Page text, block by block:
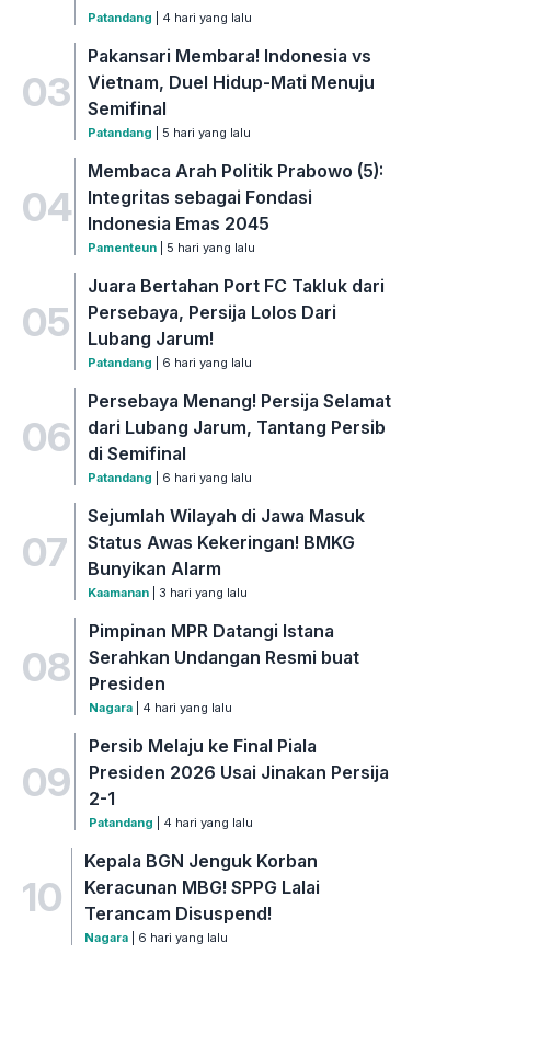
Patandang | 4 hari yang lalu
03
Pakansari Membara! Indonesia vs
Vietnam, Duel Hidup-Mati Menuju
Semifinal
Patandang | 5 hari yang lalu
04
Membaca Arah Politik Prabowo (5):
Integritas sebagai Fondasi
Indonesia Emas 2045
Pamenteun | 5 hari yang lalu
05
Juara Bertahan Port FC Takluk dari
Persebaya, Persija Lolos Dari
Lubang Jarum!
Patandang | 6 hari yang lalu
06
Persebaya Menang! Persija Selamat
dari Lubang Jarum, Tantang Persib
di Semifinal
Patandang | 6 hari yang lalu
07
Sejumlah Wilayah di Jawa Masuk
Status Awas Kekeringan! BMKG
Bunyikan Alarm
Kaamanan | 3 hari yang lalu
08
Pimpinan MPR Datangi Istana
Serahkan Undangan Resmi buat
Presiden
Nagara| 4 hari yang lalu
09
Persib Melaju ke Final Piala
Presiden 2026 Usai Jinakan Persija
2-1
Patandang | 4 hari yang lalu
10
Kepala BGN Jenguk Korban
Keracunan MBG! SPPG Lalai
Terancam Disuspend!
Nagara | 6 hari yang lalu